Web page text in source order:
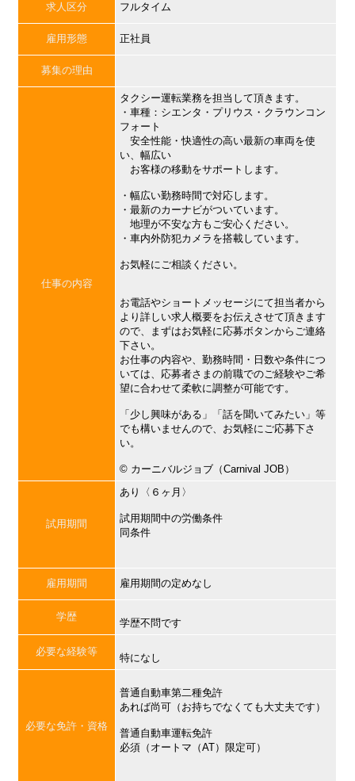
求人区分 フルタイム
雇用形態 正社員
募集の理由
仕事の内容
タクシー運転業務を担当して頂きます。
・車種：シエンタ・プリウス・クラウンコン
フォート
安全性能・快適性の高い最新の車両を使
い、幅広い
お客様の移動をサポートします。
・幅広い勤務時間で対応します。
・最新のカーナビがついています。
地理が不安な方もご安心ください。
・車内外防犯カメラを搭載しています。
お気軽にご相談ください。
お電話やショートメッセージにて担当者から
より詳しい求人概要をお伝えさせて頂きます
ので、まずはお気軽に応募ボタンからご連絡
下さい。
お仕事の内容や、勤務時間・日数や条件につ
いては、応募者さまの前職でのご経験やご希
望に合わせて柔軟に調整が可能です。
「少し興味がある」「話を聞いてみたい」等
でも構いませんので、お気軽にご応募下さ
い。
©︎ カーニバルジョブ（Carnival JOB）
試用期間
あり〈６ヶ月〉
試用期間中の労働条件
同条件
雇用期間 雇用期間の定めなし
学歴
学歴不問です
必要な経験等
特になし
必要な免許・資格
普通自動車第二種免許
あれば尚可（お持ちでなくても大丈夫です）
普通自動車運転免許
必須（オートマ（AT）限定可）